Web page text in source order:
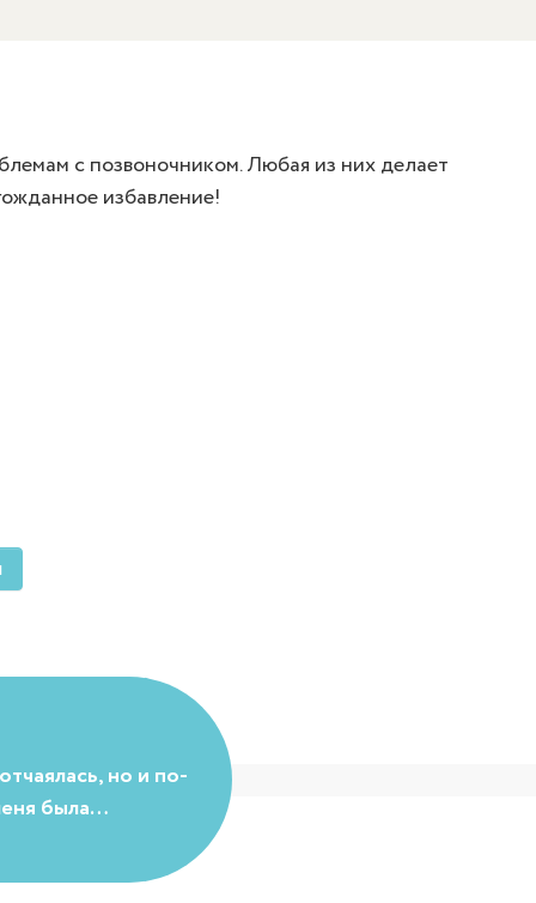
с позвоночником. Любая из них делает
избавление!
но и по-
была…